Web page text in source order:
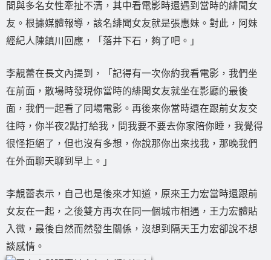
間與多名女性牽扯不清，其中看電影時還遇到當時的緋聞女
友。根據媒體報導，該名緋聞女友就是張惠妹。對此，阿妹
經紀人陳鎮川回應，「落井下石，夠了吧。」
李靚蕾在長文內提到，「記得有一次你約我看電影，我們坐
在前面，散場時發現你當時的緋聞女友就坐在影廳的最後
面，我們一起看了同場電影。再後來你當時還在跟前女友交
往時，你半夜2點打給我，問我要不要去你家陪你睡，我覺得
很怪拒絕了，但也沒有多想，你說那你出來找我，那晚我們
在外面聊天聊到早上。」
李靚蕾表示，自己也是後來才知道，原來王力宏當時還跟前
女友在一起，之後雙方再次在同一個城市相遇，王力宏體貼
入微，最後自然而然發生關係，沒想到隔天王力宏卻說不想
談感情。